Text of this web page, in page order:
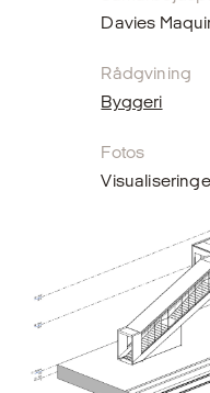
Davies
Rådgvining
Byggeri
Fotos